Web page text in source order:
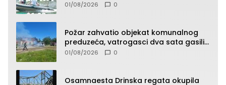
01/08/2026 0
Požar zahvatio objekat komunalnog
preduzeća, vatrogasci dva sata gasili
vatru (FOTO)
01/08/2026 0
Osamnaesta Drinska regata okupila